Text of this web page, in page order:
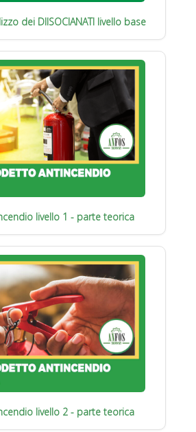
dei DIISOCIANATI livello base
livello 1 - parte teorica
livello 2 - parte teorica